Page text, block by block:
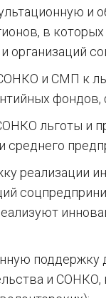
и
в
и СМП к
льготы и
среднего
реализации
поддержку
и СОНКО,